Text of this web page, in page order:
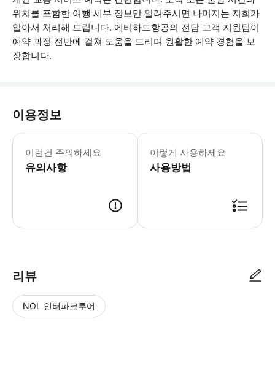
위치를 포함한 여행 세부 정보만 알려주시면 나머지는 저희가
알아서 처리해 드립니다. 에티하드항공의 전담 고객 지원팀이
예약 과정 전반에 걸쳐 도움을 드리며 원활한 예약 경험을 보
장합니다.
이용정보
이런건 주의하세요
유의사항
이렇게 사용하세요
사용방법
리뷰
NOL 인터파크투어